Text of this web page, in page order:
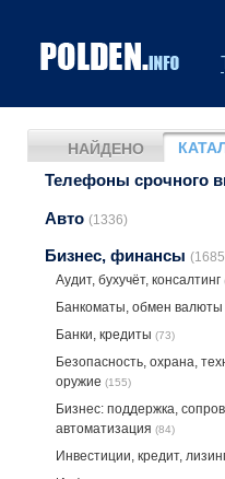
НАЙДЕНО
Телефоны срочного
Авто (1336)
Бизнес, финансы
Аудит, бухучёт, консалтинг
Банкоматы, обмен валюты
Банки, кредиты (73)
Безопасность, охрана,
оружие (155)
Бизнес: поддержка,
автоматизация (84)
Инвестиции, кредит,